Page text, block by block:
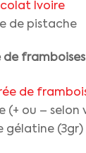
Ivoire
de pistache
de framboises
de
(+ ou –
gélatine (3gr)